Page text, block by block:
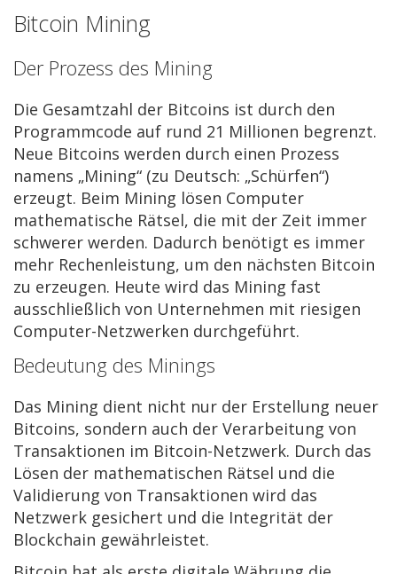
Bitcoin Mining
Der Prozess des Mining
Die Gesamtzahl der Bitcoins ist durch den
Programmcode auf rund 21 Millionen begrenzt.
Neue Bitcoins werden durch einen Prozess
namens „Mining“ (zu Deutsch: „Schürfen“)
erzeugt. Beim Mining lösen Computer
mathematische Rätsel, die mit der Zeit immer
schwerer werden. Dadurch benötigt es immer
mehr Rechenleistung, um den nächsten Bitcoin
zu erzeugen. Heute wird das Mining fast
ausschließlich von Unternehmen mit riesigen
Computer-Netzwerken durchgeführt.
Bedeutung des Minings
Das Mining dient nicht nur der Erstellung neuer
Bitcoins, sondern auch der Verarbeitung von
Transaktionen im Bitcoin-Netzwerk. Durch das
Lösen der mathematischen Rätsel und die
Validierung von Transaktionen wird das
Netzwerk gesichert und die Integrität der
Blockchain gewährleistet.